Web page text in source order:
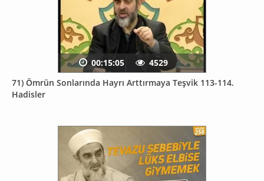
71) Ömrün Sonlarında Hayrı Arttırmaya Teşvik 113-114.
Hadisler
00:15:05 4529